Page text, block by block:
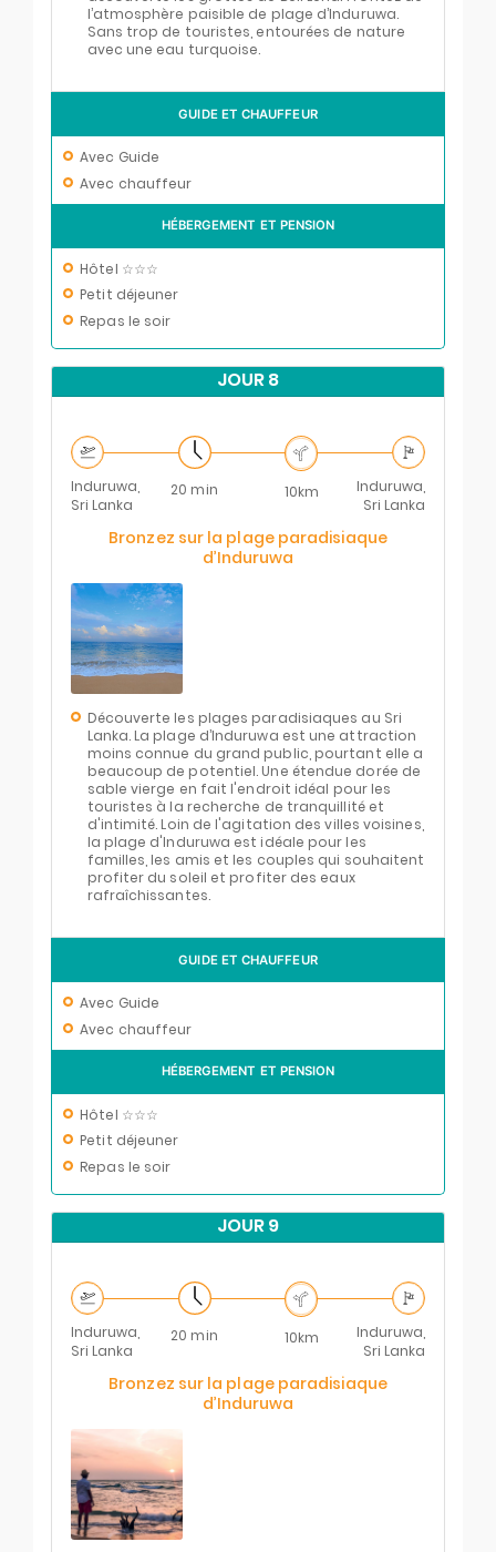
l’atmosphère paisible de plage d’Induruwa.
Sans trop de touristes, entourées de nature
avec une eau turquoise.
GUIDE ET CHAUFFEUR
Avec Guide
Avec chauffeur
HÉBERGEMENT ET PENSION
Hôtel ☆☆☆
Petit déjeuner
Repas le soir
JOUR 8
20 min 10km
Induruwa,
Sri Lanka
Induruwa,
Sri Lanka
Bronzez sur la plage paradisiaque
d’Induruwa
Découverte les plages paradisiaques au Sri
Lanka. La plage d’Induruwa est une attraction
moins connue du grand public, pourtant elle a
beaucoup de potentiel. Une étendue dorée de
sable vierge en fait l'endroit idéal pour les
touristes à la recherche de tranquillité et
d'intimité. Loin de l'agitation des villes voisines,
la plage d'Induruwa est idéale pour les
familles, les amis et les couples qui souhaitent
profiter du soleil et profiter des eaux
rafraîchissantes.
GUIDE ET CHAUFFEUR
Avec Guide
Avec chauffeur
HÉBERGEMENT ET PENSION
Hôtel ☆☆☆
Petit déjeuner
Repas le soir
JOUR 9
20 min 10km
Induruwa,
Sri Lanka
Induruwa,
Sri Lanka
Bronzez sur la plage paradisiaque
d’Induruwa